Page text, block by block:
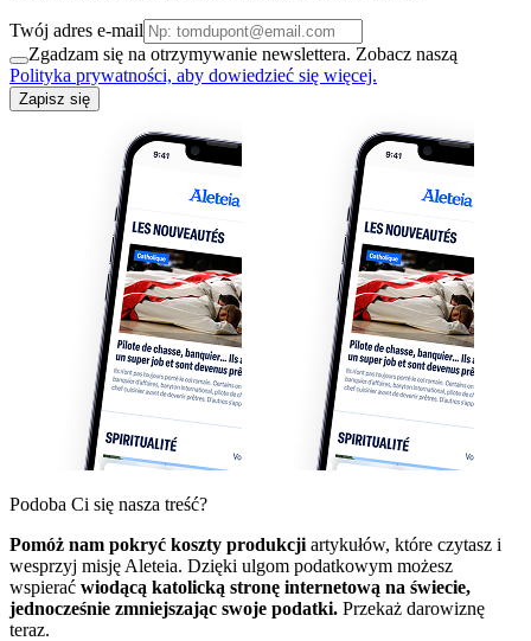
Twój adres e-mail
Zgadzam się na otrzymywanie newslettera. Zobacz naszą
Polityka prywatności, aby dowiedzieć się więcej.
Zapisz się
Podoba Ci się nasza treść?
Pomóż nam pokryć koszty produkcji artykułów, które czytasz i
wesprzyj misję Aleteia. Dzięki ulgom podatkowym możesz
wspierać wiodącą katolicką stronę internetową na świecie,
jednocześnie zmniejszając swoje podatki. Przekaż darowiznę
teraz.